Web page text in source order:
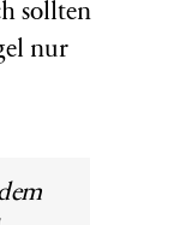
sollten
nur